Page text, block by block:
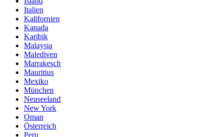
Italien
Kalifornien
Kanada
Karibik
Malaysia
Malediven
Marrakesch
Mauritius
Mexiko
München
Neuseeland
New York
Oman
Österreich
Peru